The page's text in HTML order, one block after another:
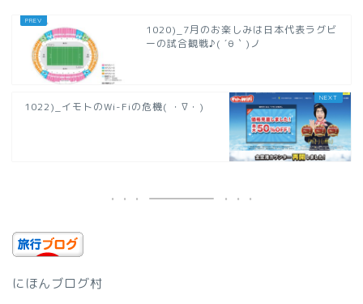
1020)_7月のお楽しみは日本代表ラグビ
ーの試合観戦♪( ´θ｀)ノ
1022)_イモトのWi-Fiの危機( ・∇・)
にほんブログ村